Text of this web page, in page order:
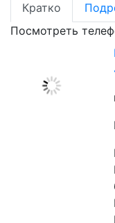
Кратко
Посмотреть